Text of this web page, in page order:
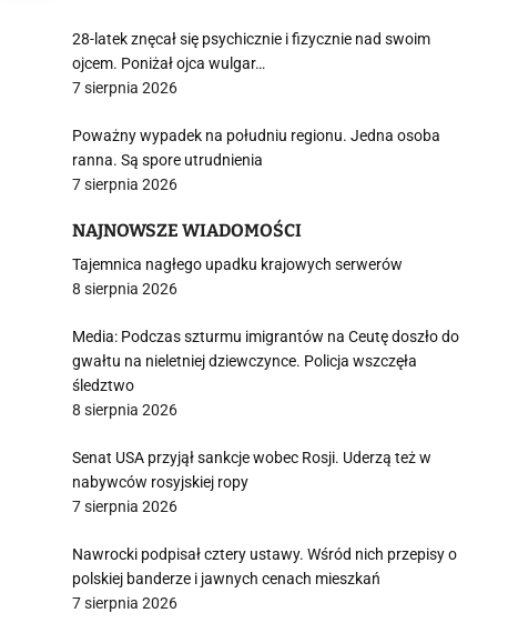
28-latek znęcał się psychicznie i fizycznie nad swoim
ojcem. Poniżał ojca wulgar…
7 sierpnia 2026
Poważny wypadek na południu regionu. Jedna osoba
ranna. Są spore utrudnienia
7 sierpnia 2026
NAJNOWSZE WIADOMOŚCI
Tajemnica nagłego upadku krajowych serwerów
8 sierpnia 2026
Media: Podczas szturmu imigrantów na Ceutę doszło do
gwałtu na nieletniej dziewczynce. Policja wszczęła
śledztwo
8 sierpnia 2026
Senat USA przyjął sankcje wobec Rosji. Uderzą też w
nabywców rosyjskiej ropy
7 sierpnia 2026
Nawrocki podpisał cztery ustawy. Wśród nich przepisy o
polskiej banderze i jawnych cenach mieszkań
7 sierpnia 2026